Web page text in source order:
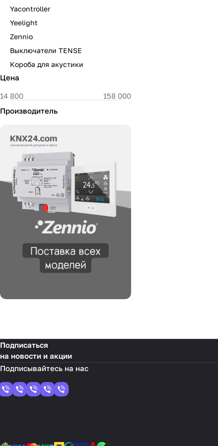
Yacontroller
Yeelight
Zennio
Выключатели TENSE
Короба для акустики
Цена
Производитель
Подписаться
на новости и акции